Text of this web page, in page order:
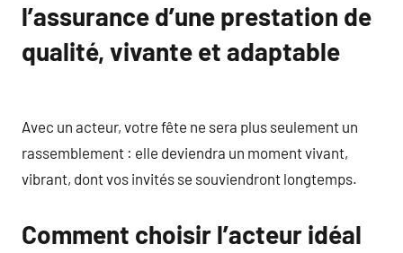
l’assurance d’une prestation de
qualité, vivante et adaptable
Avec un acteur, votre fête ne sera plus seulement un
rassemblement : elle deviendra un moment vivant,
vibrant, dont vos invités se souviendront longtemps.
Comment choisir l’acteur idéal